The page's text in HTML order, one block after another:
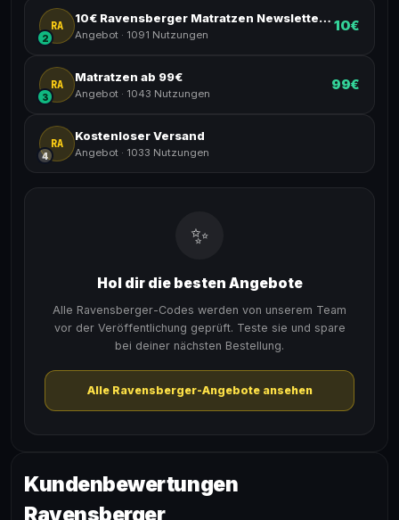
RA
2
10€ Ravensberger Matratzen Newsletter Gutschein
Angebot · 1091 Nutzungen
10€
RA
3
Matratzen ab 99€
Angebot · 1043 Nutzungen
99€
RA
4
Kostenloser Versand
Angebot · 1033 Nutzungen
✨
Hol dir die besten Angebote
Alle Ravensberger-Codes werden von unserem Team
vor der Veröffentlichung geprüft. Teste sie und spare
bei deiner nächsten Bestellung.
Alle Ravensberger-Angebote ansehen
Kundenbewertungen
Ravensberger